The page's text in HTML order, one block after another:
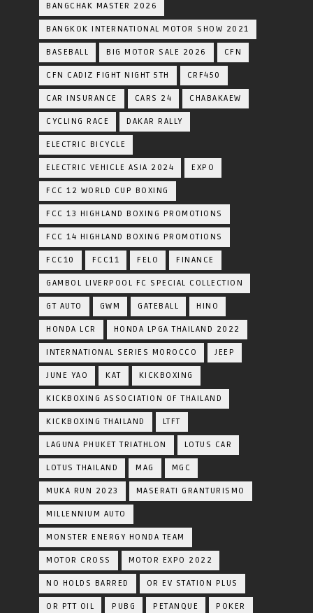
BANGCHAK MASTER 2026
BANGKOK INTERNATIONAL MOTOR SHOW 2021
BASEBALL BIG MOTOR SALE 2026 CFN
CFN CADIZ FIGHT NIGHT 5TH CRF450
CAR INSURANCE CARS 24 CHABAKAEW
CYCLING RACE DAKAR RALLY
ELECTRIC BICYCLE
ELECTRIC VEHICLE ASIA 2024 EXPO
FCC 12 WORLD CUP BOXING
FCC 13 HIGHLAND BOXING PROMOTIONS
FCC 14 HIGHLAND BOXING PROMOTIONS
FCC10 FCC11 FELO FINANCE
GAMBOL LIVERPOOL FC SPECIAL COLLECTION
GT AUTO GWM GATEBALL HINO
HONDA LCR HONDA LPGA THAILAND 2022
INTERNATIONAL SERIES MOROCCO JEEP
JUNE YAO KAT KICKBOXING
KICKBOXING ASSOCIATION OF THAILAND
KICKBOXING THAILAND LTFT
LAGUNA PHUKET TRIATHLON LOTUS CAR
LOTUS THAILAND MAG MGC
MUKA RUN 2023 MASERATI GRANTURISMO
MILLENNIUM AUTO
MONSTER ENERGY HONDA TEAM
MOTOR CROSS MOTOR EXPO 2022
NO HOLDS BARRED OR EV STATION PLUS
OR PTT OIL PUBG PETANQUE POKER